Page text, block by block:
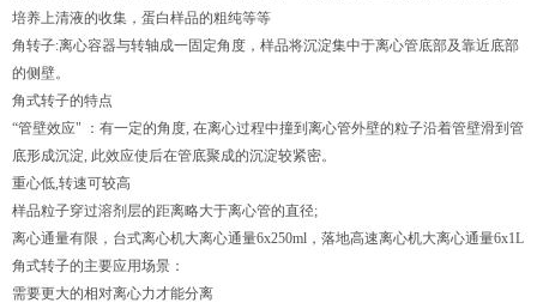
培养上清液的收集，蛋白样品的粗纯等等
角转子:离心容器与转轴成一固定角度，样品将沉淀集中于离心管底部及靠近底部
的侧壁。
角式转子的特点
“管壁效应" ：有一定的角度, 在离心过程中撞到离心管外壁的粒子沿着管壁滑到管
底形成沉淀, 此效应使后在管底聚成的沉淀较紧密。
重心低,转速可较高
样品粒子穿过溶剂层的距离略大于离心管的直径;
离心通量有限，台式离心机大离心通量6x250ml，落地高速离心机大离心通量6x1L
角式转子的主要应用场景：
需要更大的相对离心力才能分离